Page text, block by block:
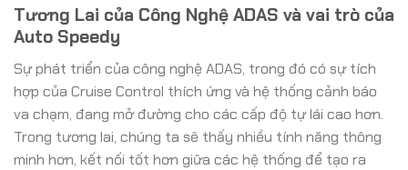
Tương Lai của Công Nghệ ADAS và vai trò của
Auto Speedy
Sự phát triển của công nghệ ADAS, trong đó có sự tích
hợp của Cruise Control thích ứng và hệ thống cảnh báo
va chạm, đang mở đường cho các cấp độ tự lái cao hơn.
Trong tương lai, chúng ta sẽ thấy nhiều tính năng thông
minh hơn, kết nối tốt hơn giữa các hệ thống để tạo ra